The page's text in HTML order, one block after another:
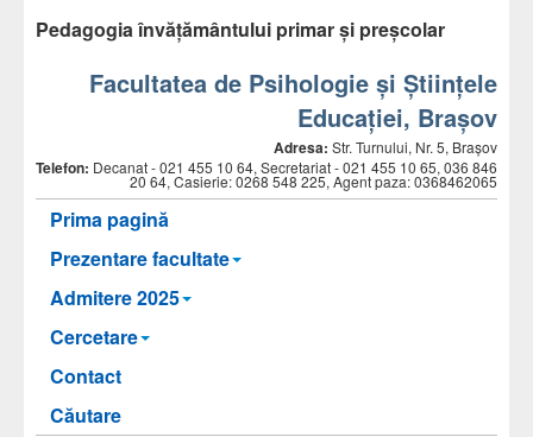
Pedagogia învăţământului primar și preșcolar
Facultatea de Psihologie și Științele
Educației, Brașov
Adresa: Str. Turnului, Nr. 5, Brașov
Telefon: Decanat -021 455 10 64, Secretariat - 021 455 10 65, 036 846
20 64, Casierie: 0268 548 225, Agent paza: 0368462065
Prima pagină
Prezentare facultate
Admitere 2025
Cercetare
Contact
Căutare